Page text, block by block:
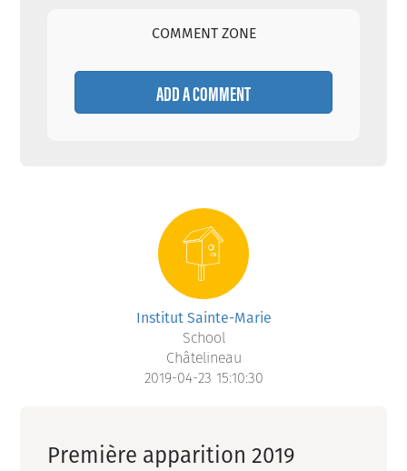
COMMENT ZONE
ADD A COMMENT
Institut Sainte-Marie
School
Châtelineau
2019-04-23 15:10:30
Première apparition 2019